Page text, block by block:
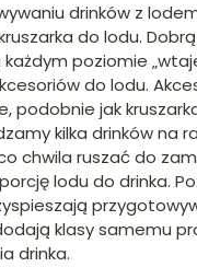
drinków z
do lodu.
poziomie
do lodu.
podobnie jak
kilka drinków na
chwila ruszać do
lodu do drinka.
klasy samemu
drinka.